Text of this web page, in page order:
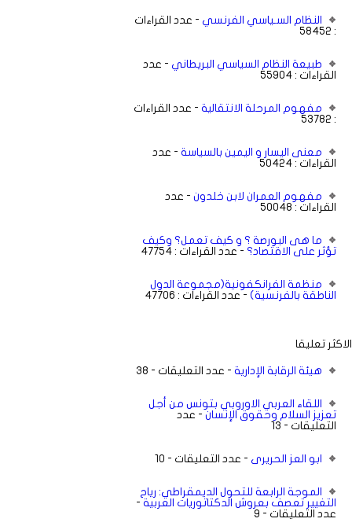
النظام السـياسي الفرنسي - عدد القراءات
: 58452
طبيعة النظام السياسي البريطاني - عدد
القراءات : 55904
مفهوم المرحلة الانتقالية - عدد القراءات
: 53782
معنى اليسار و اليمين بالسياسة - عدد
القراءات : 50424
مفهوم العمران لابن خلدون - عدد
القراءات : 50048
ما هى البورصة ؟ و كيف تعمل؟ وكيف
تؤثر على الاقتصاد؟ - عدد القراءات : 47754
منظمة الفرانكفونية(مجموعة الدول
الناطقة بالفرنسية) - عدد القراءات : 47706
الاكثر تعليقا
هيئة الرقابة الإدارية - عدد التعليقات - 38
اللقاء العربي الاوروبي بتونس من أجل
تعزيز السلام وحقوق الإنسان - عدد
التعليقات - 13
ابو العز الحريرى - عدد التعليقات - 10
الموجة الرابعة للتحول الديمقراطي: رياح
التغيير تعصف بعروش الدكتاتوريات العربية -
عدد التعليقات - 9